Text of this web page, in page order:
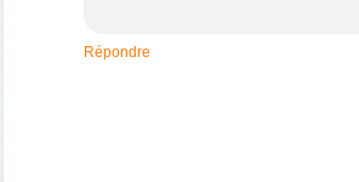
Répondre